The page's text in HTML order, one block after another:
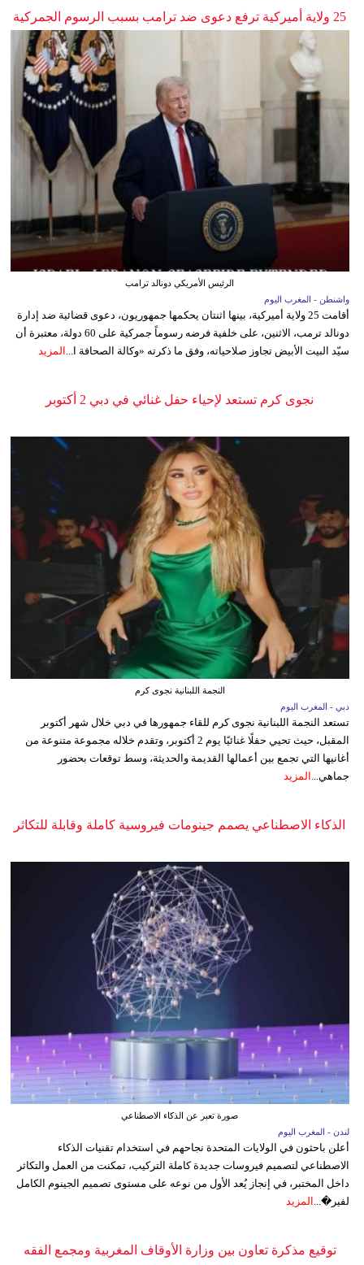
25 ولاية أميركية ترفع دعوى ضد ترامب بسبب الرسوم الجمركية
الرئيس الأمريكي دونالد ترامب
واشنطن - المغرب اليوم
أقامت 25 ولاية أميركية، بينها اثنتان يحكمها جمهوريون، دعوى قضائية ضد إدارة
دونالد ترمب، الاثنين، على خلفية فرضه رسوماً جمركية على 60 دولة، معتبرة أن
سيّد البيت الأبيض تجاوز صلاحياته، وفق ما ذكرته «وكالة الصحافة ا... المزيد
نجوى كرم تستعد لإحياء حفل غنائي في دبي 2 أكتوبر
النجمة اللبنانية نجوى كرم
دبي - المغرب اليوم
تستعد النجمة اللبنانية نجوى كرم للقاء جمهورها في دبي خلال شهر أكتوبر
المقبل، حيث تحيي حفلًا غنائيًا يوم 2 أكتوبر، وتقدم خلاله مجموعة متنوعة من
أغانيها التي تجمع بين أعمالها القديمة والحديثة، وسط توقعات بحضور
جماهي... المزيد
الذكاء الاصطناعي يصمم جينومات فيروسية كاملة وقابلة للتكاثر
صورة تعبر عن الذكاء الاصطناعي
لندن - المغرب اليوم
أعلن باحثون في الولايات المتحدة نجاحهم في استخدام تقنيات الذكاء
الاصطناعي لتصميم فيروسات جديدة كاملة التركيب، تمكنت من العمل والتكاثر
داخل المختبر، في إنجاز يُعد الأول من نوعه على مستوى تصميم الجينوم الكامل
لفير�...
المزيد
توقيع مذكرة تعاون بين وزارة الأوقاف المغربية ومجمع الفقه